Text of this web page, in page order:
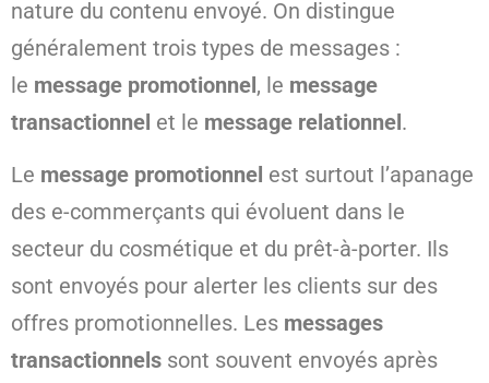
nature du contenu envoyé. On distingue
généralement trois types de messages :
le message promotionnel, le message
transactionnel et le message relationnel.
Le message promotionnel est surtout l’apanage
des e-commerçants qui évoluent dans le
secteur du cosmétique et du prêt-à-porter. Ils
sont envoyés pour alerter les clients sur des
offres promotionnelles. Les messages
transactionnels sont souvent envoyés après